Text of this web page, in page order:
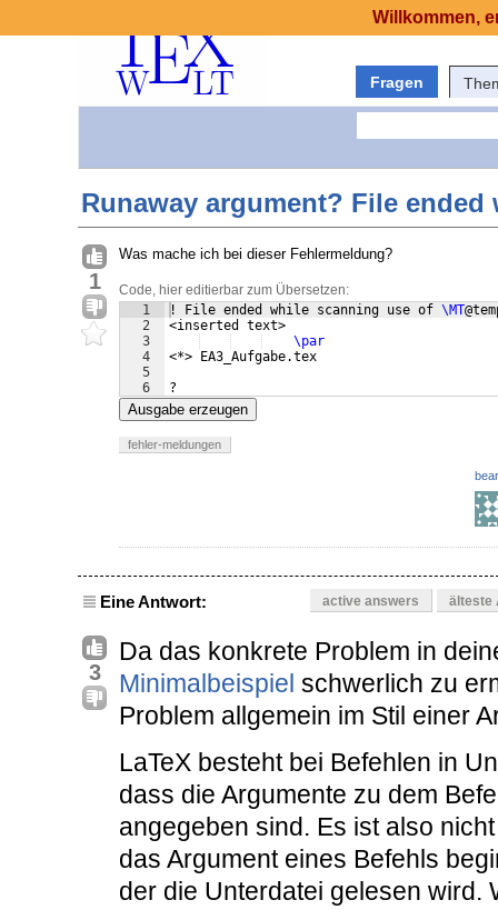
Fragen
Runaway argument? File
1
Was mache ich bei dieser Fehlermeldung?
Code, hier editierbar zum Übersetzen:
1
2
3
4
5
6
! File ended while scanning use of \MT
<inserted text>
\par
<*> EA3_Aufgabe.tex
?
Ausgabe erzeugen
fehler-meldungen
Eine Antwort: active answers älteste
3
Da das konkrete Problem in
Minimalbeispiel schwerlich zu
Problem allgemein im Stil einer
LaTeX besteht bei Befehlen in
dass die Argumente zu dem
angegeben sind. Es ist also
das Argument eines Befehls
der die Unterdatei gelesen wird.
Willkommen,